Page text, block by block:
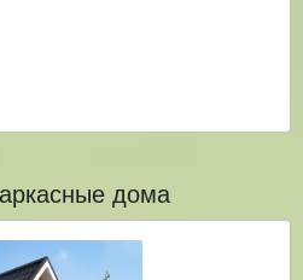
дома